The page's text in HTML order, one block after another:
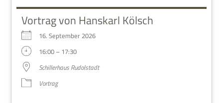
Vortrag von Hanskarl Kölsch
16. Sep­tem­ber 2026
16:00 – 17:30
Schil­ler­haus Rudolstadt
Vor­trag